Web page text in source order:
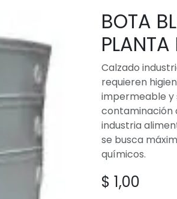
BOTA
Calzado
requieren
impermeable y
contaminación
industria
se busca
químicos.
$ 1,00